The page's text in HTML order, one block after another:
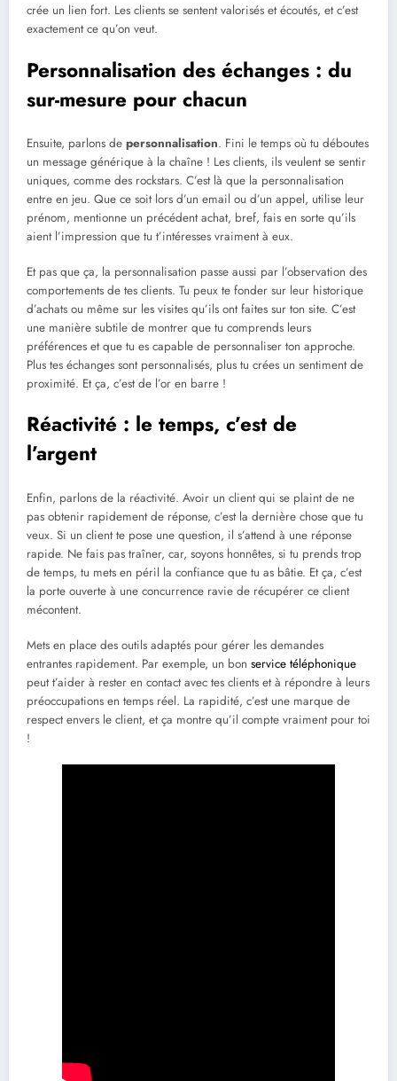
crée un lien fort. Les clients se sentent valorisés et écoutés, et c’est
exactement ce qu’on veut.
Personnalisation des échanges : du
sur-mesure pour chacun
Ensuite, parlons de personnalisation. Fini le temps où tu déboutes
un message générique à la chaîne ! Les clients, ils veulent se sentir
uniques, comme des rockstars. C’est là que la personnalisation
entre en jeu. Que ce soit lors d’un email ou d’un appel, utilise leur
prénom, mentionne un précédent achat, bref, fais en sorte qu’ils
aient l’impression que tu t’intéresses vraiment à eux.
Et pas que ça, la personnalisation passe aussi par l’observation des
comportements de tes clients. Tu peux te fonder sur leur historique
d’achats ou même sur les visites qu’ils ont faites sur ton site. C’est
une manière subtile de montrer que tu comprends leurs
préférences et que tu es capable de personnaliser ton approche.
Plus tes échanges sont personnalisés, plus tu crées un sentiment de
proximité. Et ça, c’est de l’or en barre !
Réactivité : le temps, c’est de
l’argent
Enfin, parlons de la réactivité. Avoir un client qui se plaint de ne
pas obtenir rapidement de réponse, c’est la dernière chose que tu
veux. Si un client te pose une question, il s’attend à une réponse
rapide. Ne fais pas traîner, car, soyons honnêtes, si tu prends trop
de temps, tu mets en péril la confiance que tu as bâtie. Et ça, c’est
la porte ouverte à une concurrence ravie de récupérer ce client
mécontent.
Mets en place des outils adaptés pour gérer les demandes
entrantes rapidement. Par exemple, un bon service téléphonique
peut t’aider à rester en contact avec tes clients et à répondre à leurs
préoccupations en temps réel. La rapidité, c’est une marque de
respect envers le client, et ça montre qu’il compte vraiment pour toi
!